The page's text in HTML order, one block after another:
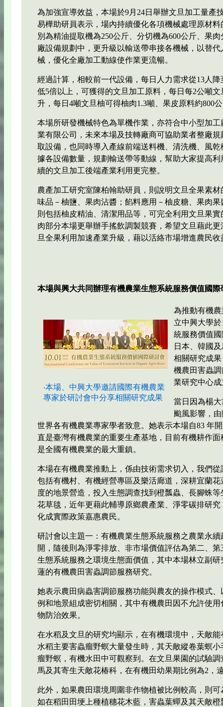
為加強宣導效益，本場於9月24日舉辦文旦加工量產
易樺助研員表示，場內持續優化各項機械處理原材
別為精油提取機為250公斤、分切機為600公斤、果
廠設備規劃中，更升級以輸送帶串接各機械，以替
械，優化全廠加工動線使作業更流暢。
經過計算，相較前一代設備，每日人力需求從13人
低5倍以上，可獲得的文旦加工原料，每日每2公噸
升，每日4噸文旦柚可得柚肉1.3噸、果皮原料約800
本場所研發機械特色為單機作業，亦符合中小型加
業有限公司，未來本場及技轉廠商可協助業者整廠
取設備，也同時導入產線前端送料機、清洗機、風
據各設備數量，規劃輸送帶等動線，幫助大家提高
續的文旦加工後端產業利用更完整。
農產加工研究室陳柏翰助研員，則說明文旦全果素
味品－柚鹽、果肉沾醬；餡料應用－柚皮糖、果肉
則包括柚皮精油、清潔用品等，可完全利用文旦果
肉部分本場更舉辦手搖飲調製競賽，希望文旦藉此
旦全果利用加速產業升級，藉以活絡市場增進農民收
本場與興大共同辦理有機農業生態系統服務價值國際
‧本場、中興大學邀請國際有機農業
專家於研討會中分享相關研究成果
為推動有機
立中興大學
統服務價值
日本、韓國
相關研究成
機農田害蟲
業研究中心
當日因為楊
颱風影響，
世界各有機農業專家學者致意。她表示本場自83 年
直是臺灣有機農業的重要生產基地，目前有機耕作
是全國有機農業的最大重鎮。
本場在有機農業推動上，係由技術需求切入，我們
包括有機村、有機經營專區及樂活廊道，深耕宜蘭
度的地景營造，投入生態調查找到橙瓢蟲、長腳蛛
花草毯，近年更藉此輔導原鄉農產業、淨零碳排研
化成實際政策嘉惠農民。
研討會以主題一：有機農業生態系統服務之農業永
開，隨後則為淨零排放、非市場價值評估為第二、
生態系統服務之環境生態面價值，其中本場林立副
蓮的有機農田害蟲調節服務研究。
她表示農田病蟲害調節服務功能與農友的操作模式
例和地景組成密切相關，其中有機農田因不允許使
物防治效果。
在水稻及文旦的研究均顯示，在有機環境中，天敵
水稻主要害蟲瘤野螟大量發生時，其天敵縱卷葉螟
瘤野螟，有機水田中可觀察到。在文旦果園的試驗
馬及其寄生天敵花椿科，在有機田幼果期比例為2，
此外，如果農田環境周圍非作物植被比例較高，則
如在稻田田埂上種植穗花木藍，害蟲葉蟬及其天敵